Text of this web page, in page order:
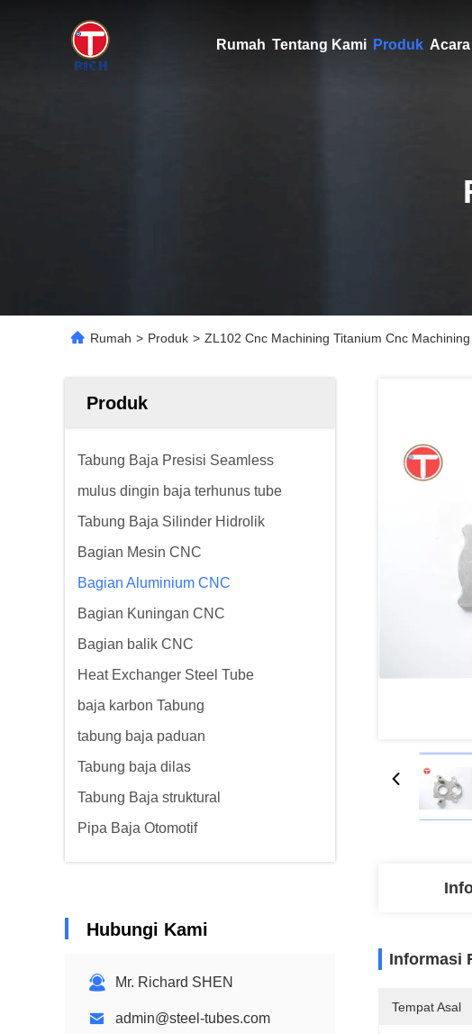
Rumah Tentang Kami Produk Acara
Rumah > Produk > ZL102 Cnc Machining Titanium Cnc
Produk
Tabung Baja Presisi Seamless
mulus dingin baja terhunus tube
Tabung Baja Silinder Hidrolik
Bagian Mesin CNC
Bagian Aluminium CNC
Bagian Kuningan CNC
Bagian balik CNC
Heat Exchanger Steel Tube
baja karbon Tabung
tabung baja paduan
Tabung baja dilas
Tabung Baja struktural
Pipa Baja Otomotif
Hubungi Kami
Mr. Richard SHEN
admin@steel-tubes.com
Informasi
Tempat Asal